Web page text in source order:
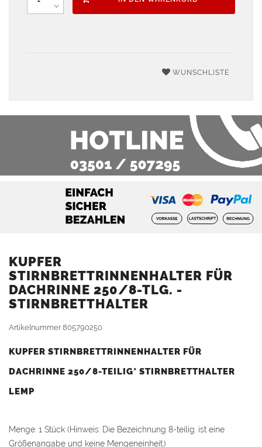
WUNSCHLISTE
KUPFER
STIRNBRETTRINNENHALTER FÜR
DACHRINNE 250/8-TLG. -
STIRNBRETTHALTER
Artikelnummer805790250
KUPFER STIRNBRETTRINNENHALTER FÜR
DACHRINNE 250/8-TEILIG* STIRNBRETTHALTER
LEMP
Menge: 1 Stück (Hinweis: Die Bezeichnung 8-teilig. ist eine
Größenangabe und keine Mengeneinheit.)